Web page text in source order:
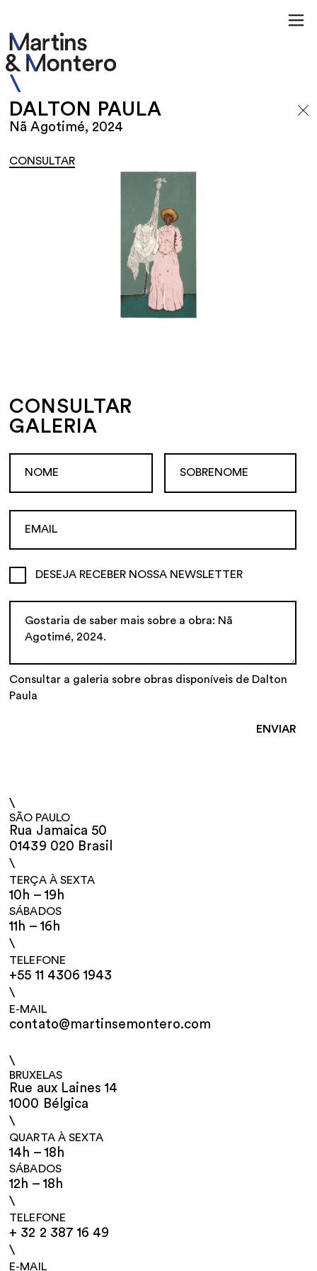
DALTON PAULA
Nã Agotimé, 2024
CONSULTAR
CONSULTAR
GALERIA
DESEJA RECEBER NOSSA NEWSLETTER
Consultar a galeria sobre obras disponíveis de Dalton
Paula
\
SÃO PAULO
Rua Jamaica 50
01439 020 Brasil
\
TERÇA À SEXTA
10h – 19h
SÁBADOS
11h – 16h
\
TELEFONE
+55 11 4306 1943
\
E-MAIL
contato@martinsemontero.com
\
BRUXELAS
Rue aux Laines 14
1000 Bélgica
\
QUARTA À SEXTA
14h – 18h
SÁBADOS
12h – 18h
\
TELEFONE
+ 32 2 387 16 49
\
E-MAIL